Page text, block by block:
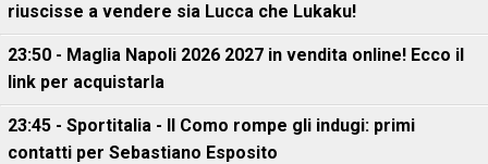
riuscisse a vendere sia Lucca che Lukaku!
23:50 - Maglia Napoli 2026 2027 in vendita online! Ecco il
link per acquistarla
23:45 - Sportitalia - Il Como rompe gli indugi: primi
contatti per Sebastiano Esposito